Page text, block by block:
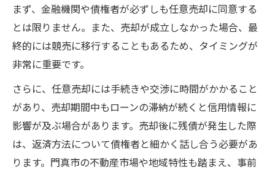
まず、金融機関や債権者が必ずしも任意売却に同意する
とは限りません。また、売却が成立しなかった場合、最
終的には競売に移行することもあるため、タイミングが
非常に重要です。
さらに、任意売却には手続きや交渉に時間がかかること
があり、売却期間中もローンの滞納が続くと信用情報に
影響が及ぶ場合があります。売却後に残債が発生した際
は、返済方法について債権者と細かく話し合う必要があ
ります。門真市の不動産市場や地域特性も踏まえ、事前